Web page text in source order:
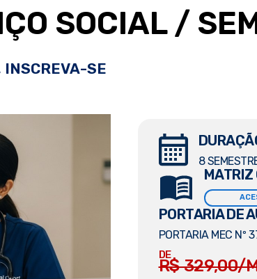
SOCIAL /
INSCREVA-SE
8
MATRIZ
PORTARIA DE
PORTARIA MEC Nº
DE
R$ 329,00/